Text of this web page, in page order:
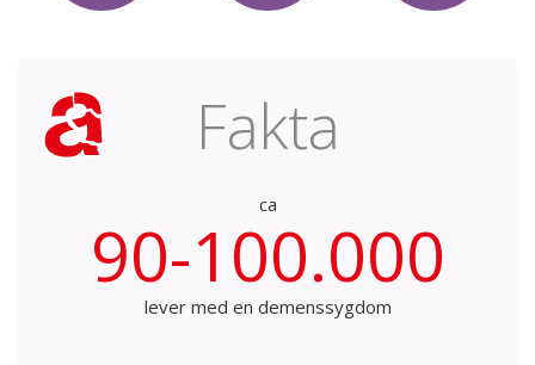
Fakta
ca
90-100.000
lever med en demenssygdom